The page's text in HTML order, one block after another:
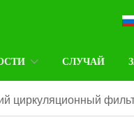
СЛУЧАЙ
циркуляционный